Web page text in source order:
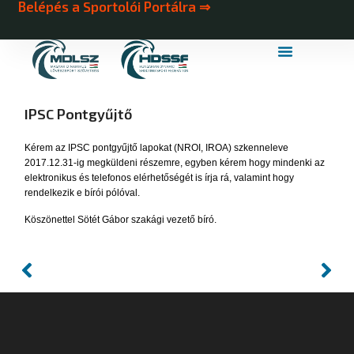
Belépés a Sportolói Portálra ⇒
IPSC Pontgyűjtő
Kérem az IPSC pontgyűjtő lapokat (NROI, IROA) szkenneleve
2017.12.31-ig megküldeni részemre, egyben kérem hogy mindenki az
elektronikus és telefonos elérhetőségét is írja rá, valamint hogy
rendelkezik e bírói pólóval.
Köszönettel Sötét Gábor szakági vezető bíró.